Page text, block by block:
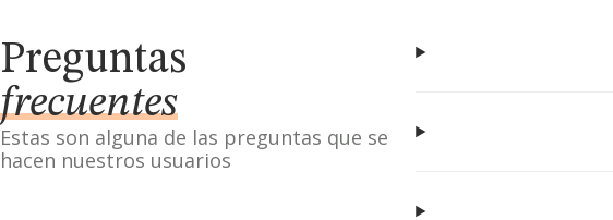
Preguntas
frecuentes
Estas son alguna de las preguntas que se
hacen nuestros usuarios